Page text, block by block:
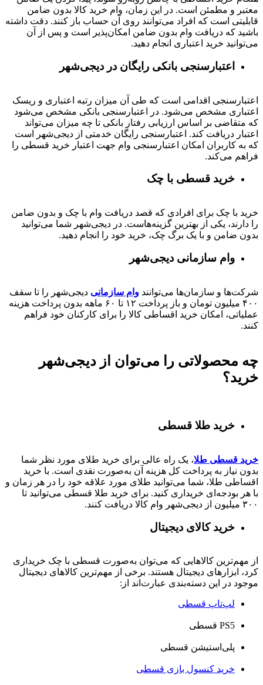
معتبر و مطمئن است. در این زمان، وام خرید کالا بدون ضامن
قابلیتی است که افراد می‌توانند روی آن حساب باز کنند. دقت داشته
باشید که دریافت وام بدون ضامن امکان‌پذیر است و پس از آن
می‌توانید خرید اعتباری انجام دهید.
اعتبارسنجی بانکی رایگان در دیجی‌شهر
اعتبارسنجی اقدامی است که طی آن میزان رتبه اعتباری و ریسک
اعتباری مشخص می‌شود. در اعتبارسنجی بانکی مشخص می‌شود
که متقاضی بر اساس ارزیابی رفتار بانکی تا چه میزان می‌تواند
اعتبار دریافت کند. اعتبارسنجی رایگان خدمتی از دیجی‌شهر است
که به کاربران امکان اعتبارسنجی وام جهت اعتبار خرید قسطی را
فراهم می‌کند.
خرید قسطی با چک
خرید با چک برای افرادی که قصد دریافت وام با چک و بدون ضامن
را دارند، یکی از بهترین گزینه‌هاست. در دیجی‌شهر شما می‌توانید
بدون ضامن و با یک برگ چک، خرید خود را انجام دهید.
وام سازمانی دیجی‌شهر
شرکت‌ها و سازمان‌ها می‌توانند وام سازمانی دیجی‌شهر را تا سقف
۴۰۰ میلیون تومان و باز پرداخت ۱۲ تا ۶۰
ماهه بدون پرداخت هزینه
عملیاتی، امکان خرید اقساطی کالا را برای کارکنان خود فراهم
کنند.
چه محصولاتی را می‌توان از دیجی‌شهر
خرید؟
خرید طلا قسطی
خرید قسطی طلا، یک راه عالی برای خرید طلای مورد نظر شما
بدون نیاز به پرداخت کل هزینه آن به‌صورت نقدی است. با خرید
اقساطی طلا، شما می‌توانید طلای مورد علاقه خود را در هر زمان و
با هر بودجه‌ای خریداری کنید. برای خرید طلا قسطی می‌توانید تا
۳۰۰ میلیون از دیجی‌شهر وام کالا دریافت کنند.
خرید کالای دیجیتال
از مهم‌ترین کالاهایی که می‌توان به‌صورت قسطی با چک خریداری
کرد، ابزارهای دیجیتال هستند. برخی از مهم‌ترین کالاهای دیجیتال
موجود در این دسته‌بندی عبارت‌اند از:
لپ‌تاپ قسطی
PS5 قسطی
پلی‌استیشن قسطی
خرید کنسول بازی قسطی